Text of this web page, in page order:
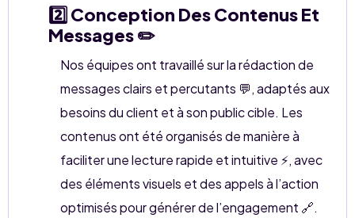
2️⃣ Conception Des Contenus Et
Messages ✏️
Nos équipes ont travaillé sur la rédaction de
messages clairs et percutants 💬, adaptés aux
besoins du client et à son public cible. Les
contenus ont été organisés de manière à
faciliter une lecture rapide et intuitive ⚡, avec
des éléments visuels et des appels à l’action
optimisés pour générer de l’engagement 🔗.